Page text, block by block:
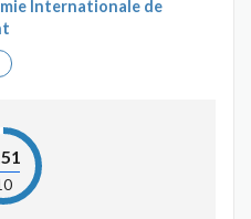
Internationale de